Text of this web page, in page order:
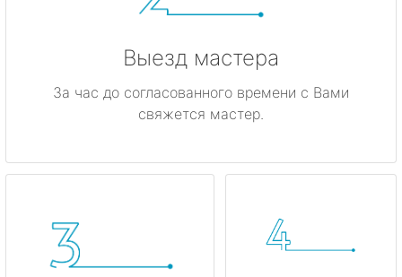
Выезд мастера
За час до согласованного времени с Вами
свяжется мастер.